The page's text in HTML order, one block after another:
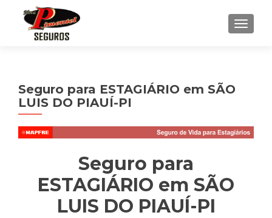
Seguro para ESTAGIÁRIO em SÃO
LUIS DO PIAUÍ-PI
Seguro para
ESTAGIÁRIO em SÃO
LUIS DO PIAUÍ-PI